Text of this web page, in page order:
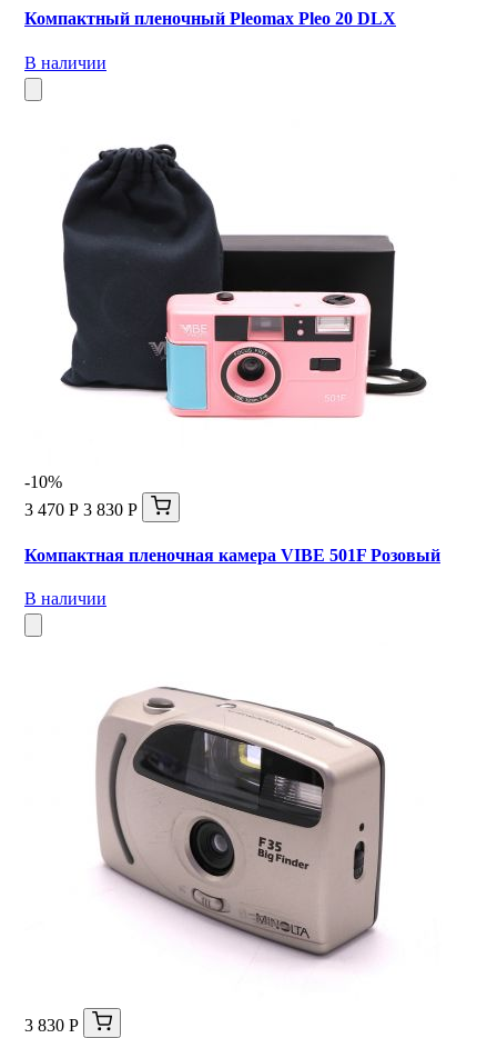
Компактный пленочный Pleomax Pleo 20 DLX
В наличии
-10%
3 470 Р 3 830 Р
Компактная пленочная камера VIBE 501F Розовый
В наличии
3 830 Р